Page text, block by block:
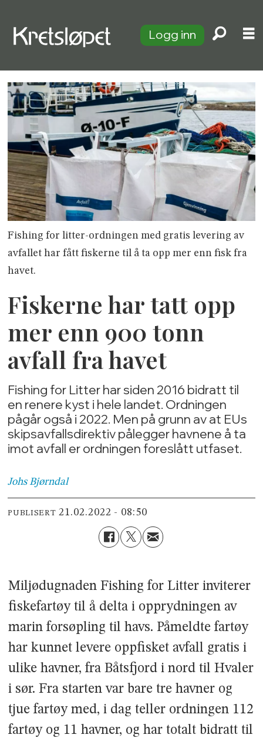
Logg inn
Fishing for litter-ordningen med gratis levering av
avfallet har fått fiskerne til å ta opp mer enn fisk fra
havet.
Fiskerne har tatt opp
mer enn 900 tonn
avfall fra havet
Fishing for Litter har siden 2016 bidratt til
en renere kyst i hele landet. Ordningen
pågår også i 2022. Men på grunn av at EUs
skipsavfallsdirektiv pålegger havnene å ta
imot avfall er ordningen foreslått utfaset.
Johs Bjørndal
PUBLISERT 21.02.2022 - 08:50
Miljødugnaden Fishing for Litter inviterer
fiskefartøy til å delta i opprydningen av
marin forsøpling til havs. Påmeldte fartøy
har kunnet levere oppfisket avfall gratis i
ulike havner, fra Båtsfjord i nord til Hvaler
i sør. Fra starten var bare tre havner og
tjue fartøy med, i dag teller ordningen 112
fartøy og 11 havner, og har totalt bidratt til